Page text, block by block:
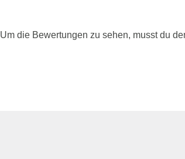
die Bewertungen zu sehen, musst du